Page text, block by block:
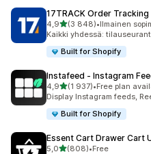
17TRACK Order Tracking
4,9/ 5 tähteä
(3 848)
3848 arvostelua yhteensä
•Ilmainen
Kaikki yhdessä:
Built for Shopify
Instafeed ‑ Instagram
4,9/ 5 tähteä
(1 937)
1937 arvostelua yhteensä
•Free plan
Display Instagram feeds,
Built for Shopify
Essent Cart Drawer Cart
5,0/ 5 tähteä
(808)•Free